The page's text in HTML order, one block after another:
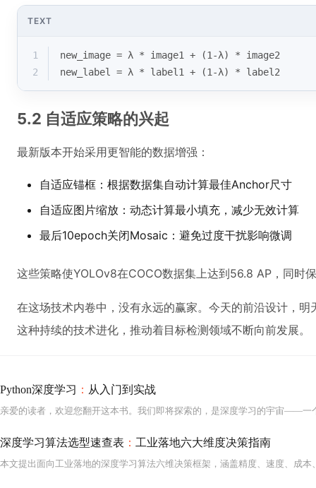
TEXT
1
new_image = λ * image1 + (1-λ) * image2
2
new_label = λ * label1 + (1-λ) * label2
5.2 自适应策略的兴起
最新版本开始采用更智能的数据增强：
自适应锚框：根据数据集自动计算最佳Anchor尺寸
自适应图片缩放：动态计算最小填充，减少无效计算
最后10epoch关闭Mosaic：避免过度干扰影响微调
这些策略使YOLOv8在COCO数据集上达到56.8 AP，同时
在这场技术内卷中，没有永远的赢家。今天的前沿设计，
这种持续的技术进化，推动着目标检测领域不断向前发展。
Python深度学习 ： 从入门到实战
深度学习算法选型速查表 ： 工业落地六大维度决策指南